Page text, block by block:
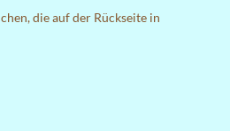
die auf der Rückseite in